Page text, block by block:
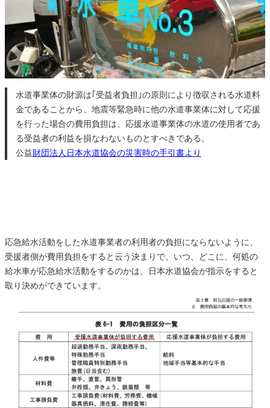
水道事業体の財源は｢受益者負担｣の原則により徴収される水道料
金であることから、地震等緊急時に他の水道事業体に対して応援
を行った場合の費用負担は、応援水道事業体の水道の使用者であ
る受益者の利益を損なわないものとすべきである。
公益財団法人日本水道協会の災害時の手引書より
応急給水活動をした水道事業者の利用者の負担にならないように、
受援者側が費用負担をすると云う決まりで、いつ、どこに、何処の
給水車が応急給水活動をするのかは、日本水道協会が指示をすると
取り決めができています。